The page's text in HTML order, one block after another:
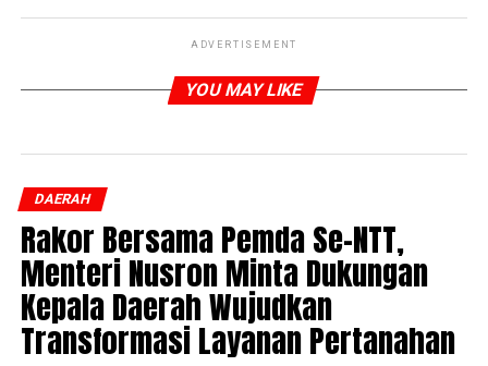
ADVERTISEMENT
YOU MAY LIKE
DAERAH
Rakor Bersama Pemda Se-NTT,
Menteri Nusron Minta Dukungan
Kepala Daerah Wujudkan
Transformasi Layanan Pertanahan